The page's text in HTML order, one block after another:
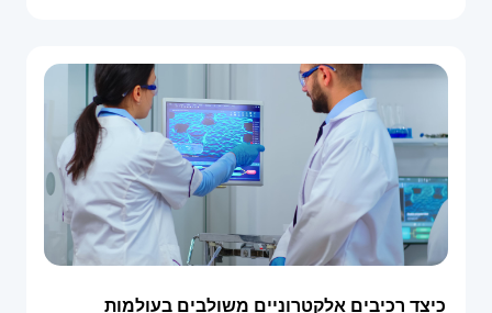
כיצד רכיבים אלקטרוניים משולבים בעולמות